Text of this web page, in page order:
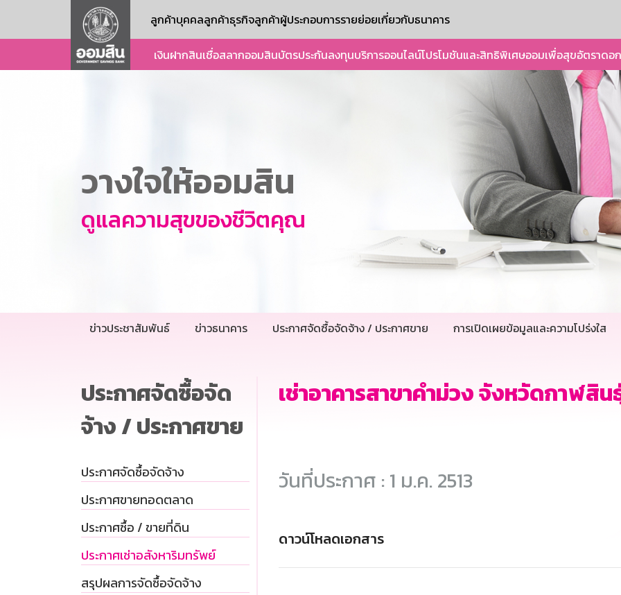
ลูกค้าบุคคลลูกค้าธุรกิจลูกค้าผู้ประกอบการรายย่อยเกี่ยวกับธนาคาร
เงินฝากสินเชื่อสลากออมสินบัตรประกันลงทุนบริการออนไลน์โปรโมชันและสิทธิพิเศษออมเพื่อสุขอัตราดอ
วางใจให้ออมสิน
ดูแลความสุขของชีวิตคุณ
ข่าวประชาสัมพันธ์ ข่าวธนาคาร ประกาศจัดซื้อจัดจ้าง / ประกาศขาย การเปิดเผยข้อมูลและความโปร่งใส
ประกาศจัดซื้อจัด
จ้าง / ประกาศขาย
ประกาศจัดซื้อจัดจ้าง
ประกาศขายทอดตลาด
ประกาศซื้อ / ขายที่ดิน
ประกาศเช่าอสังหาริมทรัพย์
สรุปผลการจัดซื้อจัดจ้าง
เช่าอาคารสาขาคำม่วง จังหวัดกาฬสิน
วันที่ประกาศ : 1 ม.ค. 2513
ดาวน์โหลดเอกสาร